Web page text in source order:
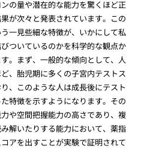
の量や潜在的な能力を驚くほど正
が次々と発表されています。この
一見些細な特徴が、いかにして私
ついているのかを科学的な観点か
。まず、一般的な傾向として、人
、胎児期に多くの子宮内テストス
、このような人は成長後にテスト
特徴を示すようになります。その
や空間把握能力の高さであり、複
解いたりする能力において、薬指
アを出すことが実験で証明されて